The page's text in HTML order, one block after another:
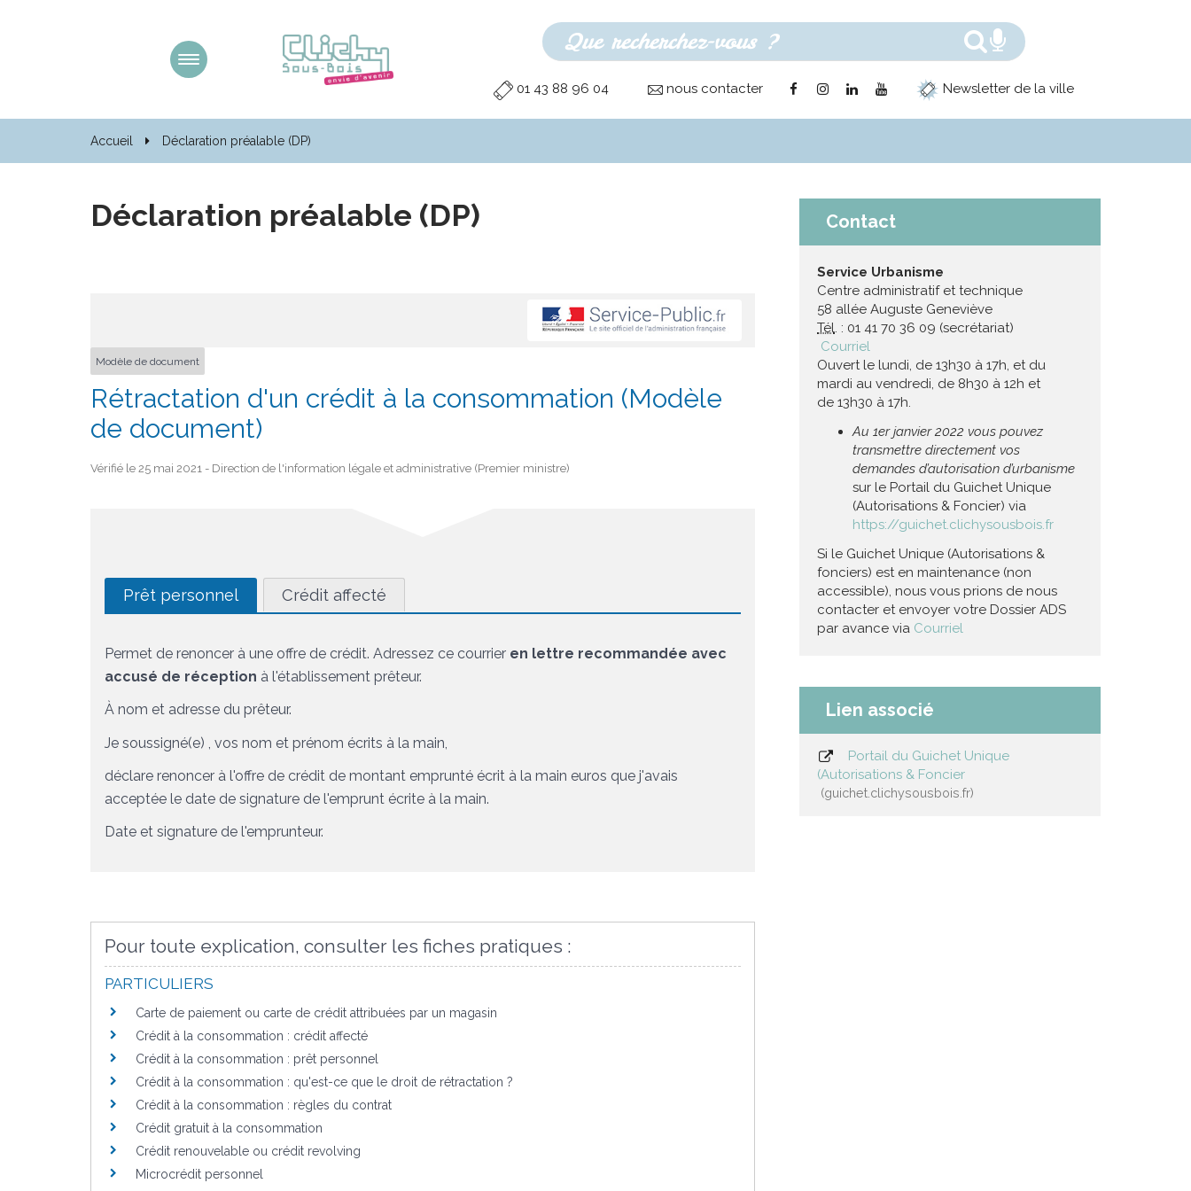
Rechercher
Recherche
01 43 88 96 04 nous contacter
Lien
Facebook
Lien
Instagram
Lien
LinkedinYoutube
Newsletter de la ville
Aller
navigation
Accueil Déclaration préalable (DP)
Déclaration préalable (DP)
Modèle de document
Rétractation d'un crédit à la consommation (Modèle
de document)
Vérifié le 25 mai 2021 - Direction de l'information légale et administrative (Premier ministre)
Prêt personnel Crédit affecté
Permet de renoncer à une offre de crédit. Adressez ce courrier en lettre recommandée avec
accusé de réception à l'établissement prêteur.
À nom et adresse du prêteur.
Je soussigné(e) , vos nom et prénom écrits à la main
déclare renoncer à l'offre de crédit de montant emprunté écrit à la main euros que j'avais
acceptée le date de signature de l'emprunt écrite à la main.
Date et signature de l'emprunteur.
Pour toute explication, consulter les fiches pratiques :
PARTICULIERS
Carte de paiement ou carte de crédit attribuées par un magasin
Crédit à la consommation : crédit affecté
Crédit à la consommation : prêt personnel
Crédit à la consommation : qu'est-ce que le droit de rétractation ?
Crédit à la consommation : règles du contrat
Crédit gratuit à la consommation
Crédit renouvelable ou crédit revolving
Microcrédit personnel
Contact
Service Urbanisme
Centre administratif et technique
58 allée Auguste Geneviève
Tél. : 01 41 70 36 09 (secrétariat)
Courriel
Ouvert le lundi, de 13h30 à 17h, et du
mardi au vendredi, de 8h30 à 12h et
de 13h30 à 17h.
Au 1er janvier 2022 vous pouvez
transmettre directement vos
demandes d’autorisation d’urbanisme
sur le Portail du Guichet Unique
(Autorisations & Foncier) via
https://guichet.clichysousbois.fr
Si le Guichet Unique (Autorisations &
fonciers) est en maintenance (non
accessible), nous vous prions de nous
contacter et envoyer votre Dossier ADS
par avance via Courriel
Lien associé
Portail du Guichet Unique
(Autorisations & Foncier
guichet.clichysousbois.fr